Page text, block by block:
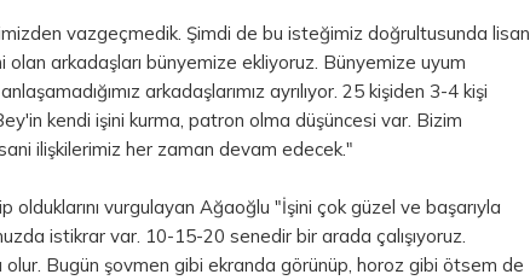
vazgeçmedik. Şimdi de bu isteğimiz doğrultusunda lisan
olan arkadaşları bünyemize ekliyoruz. Bünyemize uyum
arkadaşlarımız ayrılıyor. 25 kişiden 3-4 kişi
kendi işini kurma, patron olma düşüncesi var. Bizim
ilişkilerimiz her zaman devam edecek."
olduklarını vurgulayan Ağaoğlu "İşini çok güzel ve başarıyla
istikrar var. 10-15-20 senedir bir arada çalışıyoruz.
olur. Bugün şovmen gibi ekranda görünüp, horoz gibi ötsem de